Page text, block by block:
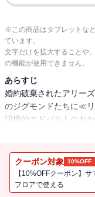
※この商品はタブレットな
ています。
文字だけを拡大することや
の機能が使用できません。
あらすじ
婚約破棄されたアリー
のジグモンドたちに≪
辺境伯エドバルトのお
狙われる―――。
危機を乗り越え、運命
ジ・ファンタジー第3巻
クーポン対象 10%OFF
【10%OFFクーポン】
フロアで使える